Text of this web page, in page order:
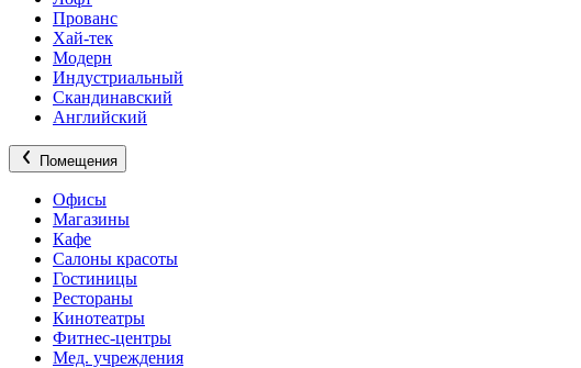
Прованс
Хай-тек
Модерн
Индустриальный
Скандинавский
Английский
Помещения
Офисы
Магазины
Кафе
Салоны красоты
Гостиницы
Рестораны
Кинотеатры
Фитнес-центры
Мед. учреждения